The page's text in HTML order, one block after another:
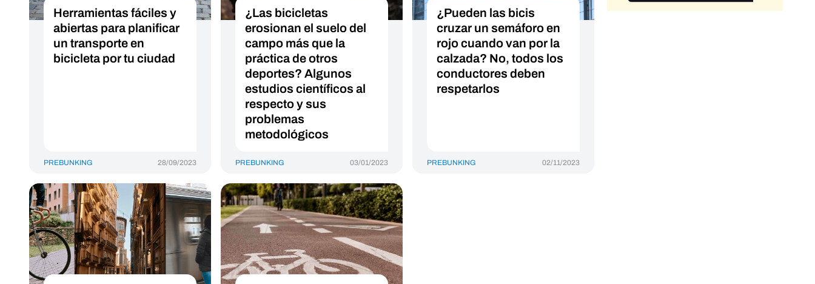
Herramientas fáciles y
abiertas para planificar
un transporte en
bicicleta por tu ciudad
PREBUNKING 28/09/2023
¿Las bicicletas
erosionan el suelo del
campo más que la
práctica de otros
deportes? Algunos
estudios científicos al
respecto y sus
problemas
metodológicos
PREBUNKING 03/01/2023
¿Pueden las bicis
cruzar un semáforo en
rojo cuando van por la
calzada? No, todos los
conductores deben
respetarlos
PREBUNKING 02/11/2023